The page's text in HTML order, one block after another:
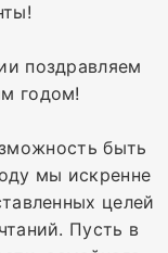
поздравляем
годом!
быть
мы искренне
целей
Пусть в